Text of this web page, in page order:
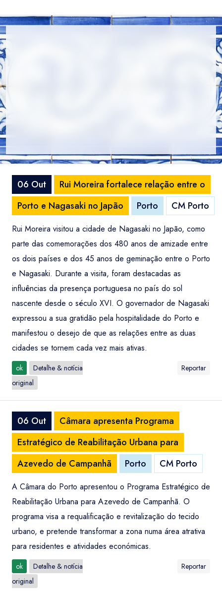
06 Out
Rui Moreira fortalece relação entre o
Porto e Nagasaki no Japão
Porto CM Porto
Rui Moreira visitou a cidade de Nagasaki no Japão, como
parte das comemorações dos 480 anos de amizade entre
os dois países e dos 45 anos de geminação entre o Porto
e Nagasaki. Durante a visita, foram destacadas as
influências da presença portuguesa no país do sol
nascente desde o século XVI. O governador de Nagasaki
expressou a sua gratidão pela hospitalidade do Porto e
manifestou o desejo de que as relações entre as duas
cidades se tornem cada vez mais ativas.
ok
Detalhe & notícia
original
Reportar
06 Out
Câmara apresenta Programa
Estratégico de Reabilitação Urbana para
Azevedo de Campanhã
Porto CM Porto
A Câmara do Porto apresentou o Programa Estratégico de
Reabilitação Urbana para Azevedo de Campanhã. O
programa visa a requalificação e revitalização do tecido
urbano, e pretende transformar a zona numa área atrativa
para residentes e atividades económicas.
ok
Detalhe & notícia
original
Reportar